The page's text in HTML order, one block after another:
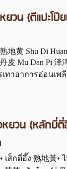
ยวน (ตีแปะโ
黄 Shu Di
皮 Mu Dan Pi 泽
ทาอาการอ่อนเพ
หยวน (หลักบี่
ส็กตี่อึ๊ง 熟地黃•